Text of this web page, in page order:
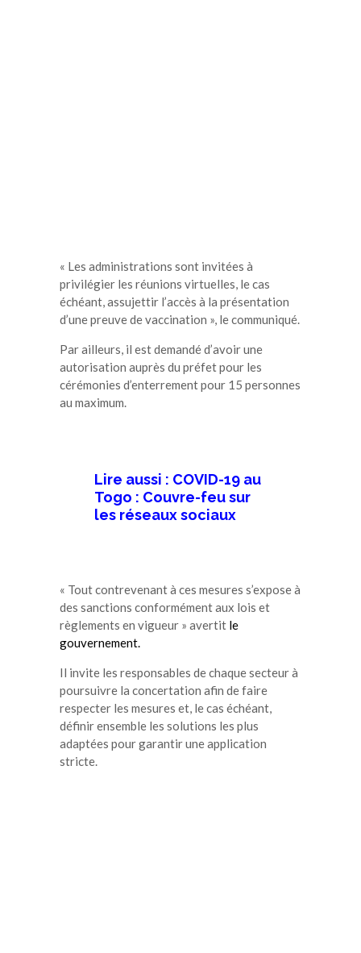
« Les administrations sont invitées à
privilégier les réunions virtuelles, le cas
échéant, assujettir l’accès à la présentation
d’une preuve de vaccination », le communiqué.
Par ailleurs, il est demandé d’avoir une
autorisation auprès du préfet pour les
cérémonies d’enterrement pour 15 personnes
au maximum.
Lire aussi : COVID-19 au
Togo : Couvre-feu sur
les réseaux sociaux
« Tout contrevenant à ces mesures s’expose à
des sanctions conformément aux lois et
règlements en vigueur » avertit le
gouvernement.
Il invite les responsables de chaque secteur à
poursuivre la concertation afin de faire
respecter les mesures et, le cas échéant,
définir ensemble les solutions les plus
adaptées pour garantir une application
stricte.